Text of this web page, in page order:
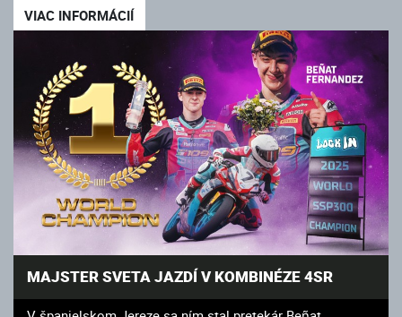
VIAC INFORMÁCIÍ
MAJSTER SVETA JAZDÍ V KOMBINÉZE 4SR